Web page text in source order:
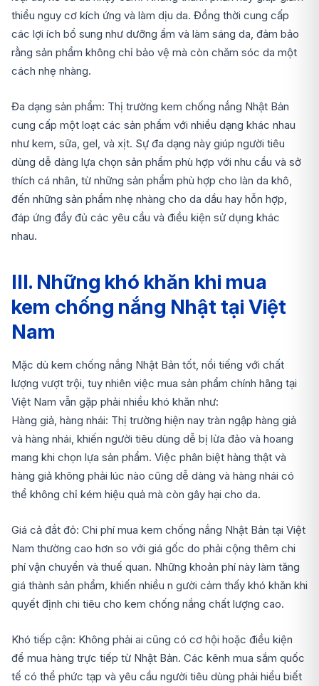
thiểu nguy cơ kích ứng và làm dịu da. Đồng thời cung cấp
các lợi ích bổ sung như dưỡng ẩm và làm sáng da, đảm bảo
rằng sản phẩm không chỉ bảo vệ mà còn chăm sóc da một
cách nhẹ nhàng.
Đa dạng sản phẩm: Thị trường kem chống nắng Nhật Bản
cung cấp một loạt các sản phẩm với nhiều dạng khác nhau
như kem, sữa, gel, và xịt. Sự đa dạng này giúp người tiêu
dùng dễ dàng lựa chọn sản phẩm phù hợp với nhu cầu và sở
thích cá nhân, từ những sản phẩm phù hợp cho làn da khô,
đến những sản phẩm nhẹ nhàng cho da dầu hay hỗn hợp,
đáp ứng đầy đủ các yêu cầu và điều kiện sử dụng khác
nhau.
III. Những khó khăn khi mua
kem chống nắng Nhật tại Việt
Nam
Mặc dù kem chống nắng Nhật Bản tốt, nổi tiếng với chất
lượng vượt trội, tuy nhiên việc mua sản phẩm chính hãng tại
Việt Nam vẫn gặp phải nhiều khó khăn như:
Hàng giả, hàng nhái: Thị trường hiện nay tràn ngập hàng giả
và hàng nhái, khiến người tiêu dùng dễ bị lừa đảo và hoang
mang khi chọn lựa sản phẩm. Việc phân biệt hàng thật và
hàng giả không phải lúc nào cũng dễ dàng và hàng nhái có
thể không chỉ kém hiệu quả mà còn gây hại cho da.
Giá cả đắt đỏ: Chi phí mua kem chống nắng Nhật Bản tại Việt
Nam thường cao hơn so với giá gốc do phải cộng thêm chi
phí vận chuyển và thuế quan. Những khoản phí này làm tăng
giá thành sản phẩm, khiến nhiều n gười cảm thấy khó khăn khi
quyết định chi tiêu cho kem chống nắng chất lượng cao.
Khó tiếp cận: Không phải ai cũng có cơ hội hoặc điều kiện
để mua hàng trực tiếp từ Nhật Bản. Các kênh mua sắm quốc
tế có thể phức tạp và yêu cầu người tiêu dùng phải hiểu biết